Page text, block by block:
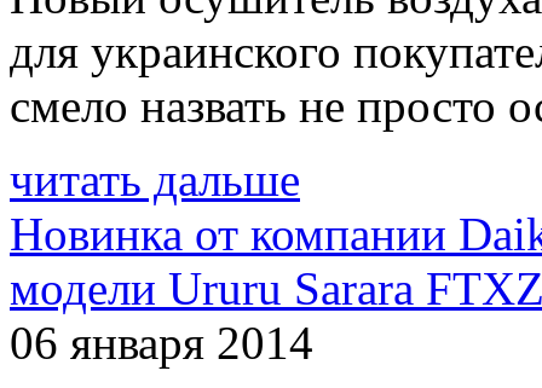
для украинского
смело назвать не просто
читать дальше
Новинка от компании
модели Ururu Sarara
06 января 2014